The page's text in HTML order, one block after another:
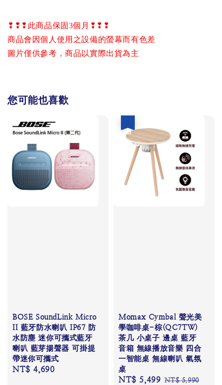
❢❢❢ 此商品保固 3個月 ❢❢❢
商品會因個人使用之設備的螢幕而有色差
圖片僅供參考，商品以實際出貨為主
您可能也喜歡
BOSE SoundLink Micro
II 藍牙防水喇叭 IP67 防
水防塵 迷你可攜式藍牙
喇叭 藍芽揚聲器 可掛提
帶迷你可攜式
Regular
NT$ 4,690
Momax Cymbal 聲光美
學咖啡桌-棕(QC7TW)
茶几 小桌子 邊桌 藍牙
音箱 無線播放音樂 四合
一智能桌 無線喇叭 氣氛
桌
Sale
NT$ 5,499 Regular
NT$ 5,990